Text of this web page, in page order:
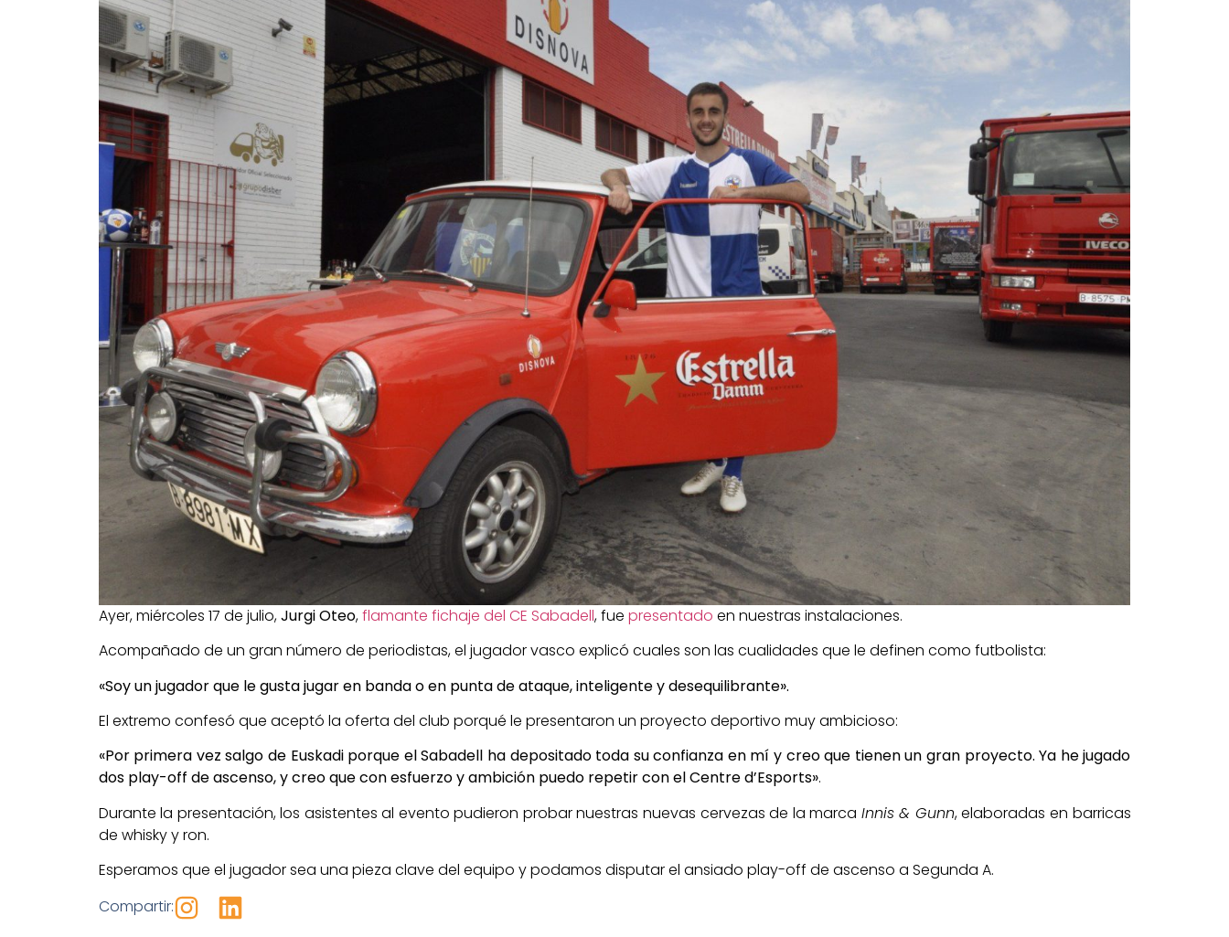
Ayer, miércoles 17 de julio,Jurgi Oteo,flamante fichaje del CE Sabadell, fue presentado en nuestras instalaciones.
Acompañado de un gran número de periodistas, el jugador vasco explicó cuales son las cualidades que le definen como futbolista:
«Soy un jugador que le gusta jugar en banda o en punta de ataque, inteligente y desequilibrante».
El extremo confesó que aceptó la oferta del club porqué le presentaron un proyecto deportivo muy ambicioso:
«Por primera vez salgo de Euskadi porque el Sabadell ha depositado toda su confianza en mí y creo que tienen un gran proyecto. Ya he jugado
dos play-off de ascenso, y creo que con esfuerzo y ambición puedo repetir con el Centre d’Esports».
Durante la presentación, los asistentes al evento pudieron probar nuestras nuevas cervezas de la marca Innis & Gunn, elaboradas en barricas
de whisky y ron.
Esperamos que el jugador sea una pieza clave del equipo y podamos disputar el ansiado play-off de ascenso a Segunda A.
Compartir: